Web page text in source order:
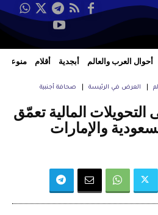
أحوال العرب والعالم أبجدية أقلام منوعات
العرض في الرئيسة صحافة أجنبية
التحويلات المالية تعمّق
والإمارات